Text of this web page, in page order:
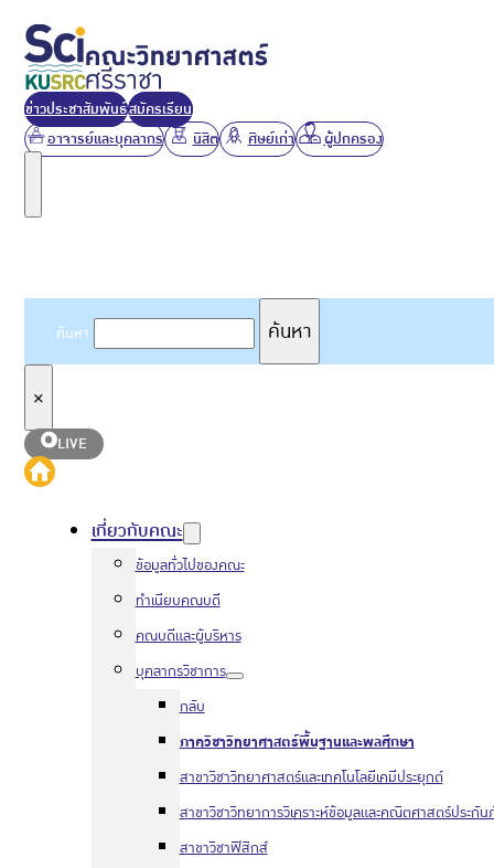
ข่าวประชาสัมพันธ์สมัครเรียน
อาจารย์และบุคลากร
นิสิต ศิษย์เก่า ผู้ปกครอง
ค้นหา ค้นหา
×
LIVE
เกี่ยวกับคณะ
ข้อมูลทั่วไปของคณะ
ทำเนียบคณบดี
คณบดีและผู้บริหาร
บุคลากรวิชาการ
กลับ
ภาควิชาวิทยาศาสตร์พื้นฐานและพลศึกษา
สาขาวิชาวิทยาศาสตร์และเทคโนโลยีเคมีประยุกต์
สาขาวิชาวิทยาการวิเคราะห์ข้อมูลและคณิตศาสตร์ประกั
สาขาวิชาฟิสิกส์